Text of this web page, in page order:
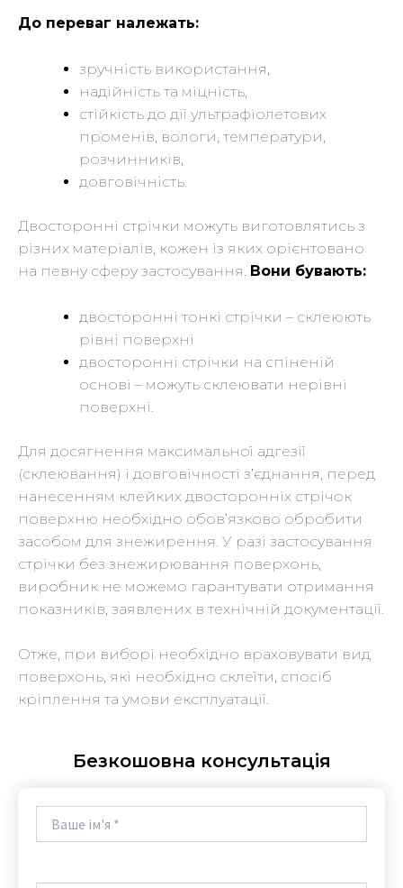
До переваг належать:
зручність використання,
надійність та міцність,
стійкість до дії ультрафіолетових
променів, вологи, температури,
розчинників,
довговічність.
Двосторонні стрічки можуть виготовлятись з
різних матеріалів, кожен із яких орієнтовано
на певну сферу застосування. Вони бувають:
двосторонні тонкі стрічки – склеюють
рівні поверхні
двосторонні стрічки на спіненій
основі – можуть склеювати нерівні
поверхні.
Для досягнення максимальної адгезії
(склеювання) і довговічності з’єднання, перед
нанесенням клейких двосторонніх стрічок
поверхню необхідно обов’язково обробити
засобом для знежирення. У разі застосування
стрічки без знежирювання поверхонь,
виробник не можемо гарантувати отримання
показників, заявлених в технічній документації.
Отже, при виборі необхідно враховувати вид
поверхонь, які необхідно склеїти, спосіб
кріплення та умови експлуатації.
Безкошовна консультація